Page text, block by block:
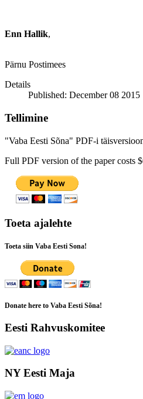
Enn Hallik,
Pärnu Postimees
Details
Published: December 08 2015
Tellimine
"Vaba Eesti Sõna" PDF-i
Full PDF version of the paper costs
Toeta ajalehte
Toeta siin Vaba Eesti Sona!
Donate here to Vaba Eesti Sõna!
Eesti Rahvuskomitee
NY Eesti Maja